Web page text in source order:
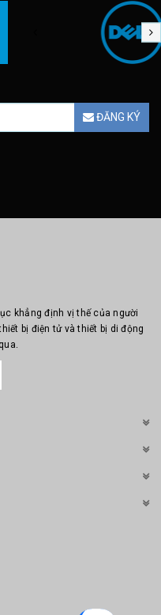
ĐĂNG KÝ
khẳng định vị thế của người
bị điện tử và thiết bị di động